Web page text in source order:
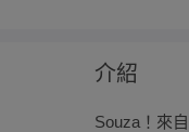
介紹
Souza！來